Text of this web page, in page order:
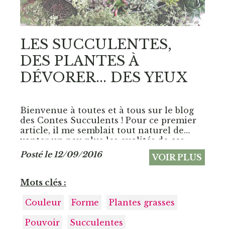
LES SUCCULENTES,
DES PLANTES À
DÉVORER... DES YEUX
Bienvenue à toutes et à tous sur le blog
des Contes Succulents ! Pour ce premier
article, il me semblait tout naturel de
vanter un peu plus les qualités de ces
incroyables plantes avec lesquelles j'ai
choisi de travailler quotidiennement.
Posté le 12/09/2016 VOIR PLUS
Mots clés :
Couleur
Forme
Plantes grasses
Pouvoir
Succulentes